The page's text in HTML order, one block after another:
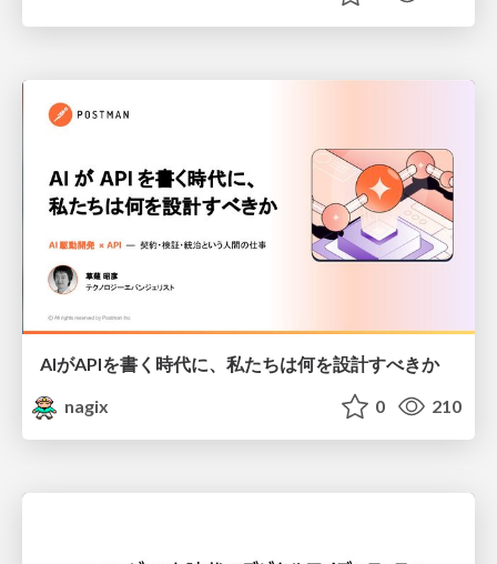
AIがAPIを書く時代に、私たちは何を設計すべきか
nagix
0 210